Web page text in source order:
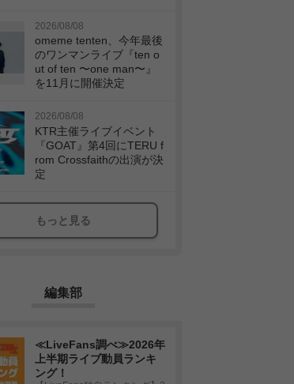
2026/08/08
omeme tenten、今年最後
のワンマンライブ『ten o
ut of ten 〜one man〜』
を11月に開催決定
2026/08/08
KTR主催ライブイベント
『GOAT』第4回にTERU f
rom Crossfaithの出演が決
定
もっと見る
編集部
≪LiveFans調べ≫2026年
上半期ライブ動員ランキ
ング！